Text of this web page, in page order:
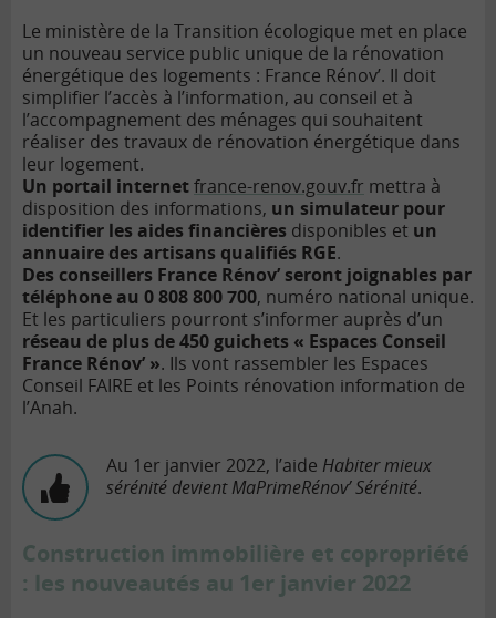
Le ministère de la Transition écologique met en place
un nouveau service public unique de la rénovation
énergétique des logements : France Rénov’. Il doit
simplifier l’accès à l’information, au conseil et à
l’accompagnement des ménages qui souhaitent
réaliser des travaux de rénovation énergétique dans
leur logement.
Un portail internetfrance-renov.gouv.fr mettra à
disposition des informations, un simulateur pour
identifier les aides financières disponibles et un
annuaire des artisans qualifiés RGE.
Des conseillers France Rénov’ seront joignables par
téléphone au 0 808 800 700, numéro national unique.
Et les particuliers pourront s’informer auprès d’un
réseau de plus de 450 guichets « Espaces Conseil
France Rénov’ ». Ils vont rassembler les Espaces
Conseil FAIRE et les Points rénovation information de
l’Anah.
Au 1er janvier 2022, l’aide Habiter mieux
sérénité devient MaPrimeRénov’ Sérénité.
Construction immobilière et copropriété
: les nouveautés au 1er janvier 2022